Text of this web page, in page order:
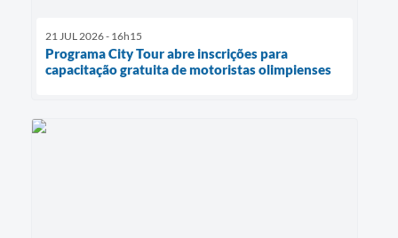
21 JUL 2026 - 16h15
Programa City Tour abre inscrições para
capacitação gratuita de motoristas olimpienses